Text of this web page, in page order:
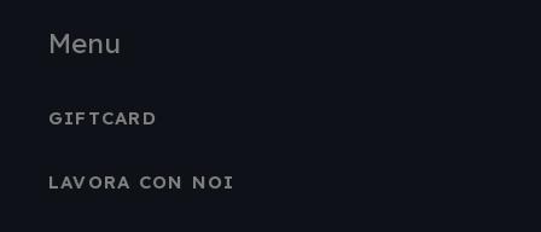
Menu
GIFTCARD
LAVORA CON NOI